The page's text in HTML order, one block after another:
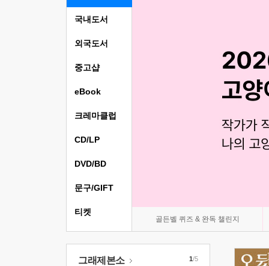
골든벨 퀴즈 & 완독 챌린지
국내도서
외국도서
중고샵
eBook
크레마클럽
CD/LP
DVD/BD
문구/GIFT
티켓
그래제본소 1/5